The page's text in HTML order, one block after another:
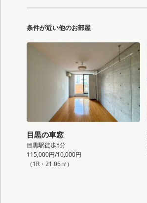
条件が近い他のお部屋
目黒の車窓
目黒駅徒歩5分
115,000円/10,000円
（1R・21.06㎡）